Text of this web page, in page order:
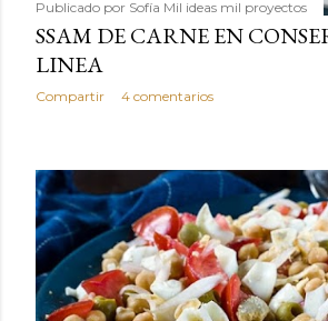
Publicado por Sofía Mil ideas mil proyectos
SSAM DE CARNE EN
LINEA
Compartir 4 comentarios